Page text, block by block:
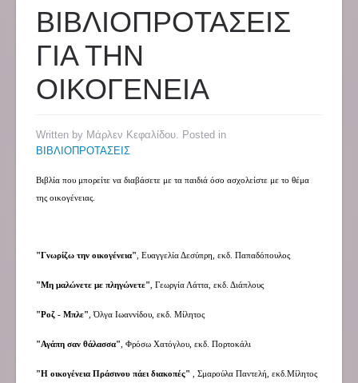
ΒΙΒΛΙΟΠΡΟΤΑΣΕΙΣ
ΓΙΑ ΤΗΝ
ΟΙΚΟΓΕΝΕΙΑ
Written by Μάρλεν Κεφαλίδου. Posted in
ΒΙΒΛΙΟΠΡΟΤΑΣΕΙΣ
Βιβλία που μπορείτε να διαβάσετε με τα παιδιά όσο ασχολείστε με το θέμα
της οικογένειας.
"Γνωρίζω την οικογένεια", Ευαγγελία Δεσύπρη, εκδ. Παπαδόπουλος
"Μη μαλώνετε με πληγώνετε", Γεωργία Λάττα, εκδ. Διάπλους
"Ροζ - Μπλε", Όλγα Ιωαννίδου, εκδ. Μίλητος
"Αγάπη σαν θάλασσα", Φρόσω Χατόγλου, εκδ. Πορτοκάλι
"Η οικογένεια Πράσινου πάει διακοπές" , Σμαρούλα Παντελή, εκδ.Μίλητος